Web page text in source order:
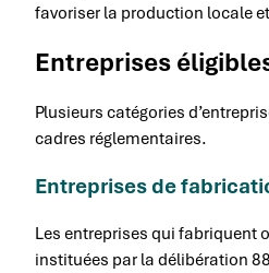
favoriser la production locale
Entreprises
Plusieurs catégories
cadres réglementaires.
Entreprises de
Les entreprises qui fabriquent
instituées par la délibération